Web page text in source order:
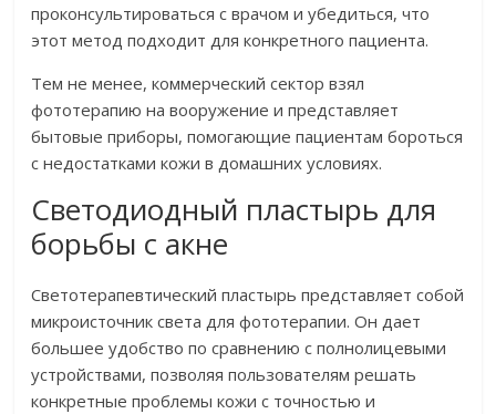
проконсультироваться с врачом и убедиться, что
этот метод подходит для конкретного пациента.
Тем не менее, коммерческий сектор взял
фототерапию на вооружение и представляет
бытовые приборы, помогающие пациентам бороться
с недостатками кожи в домашних условиях.
Светодиодный пластырь для
борьбы с акне
Светотерапевтический пластырь представляет собой
микроисточник света для фототерапии. Он дает
большее удобство по сравнению с полнолицевыми
устройствами, позволяя пользователям решать
конкретные проблемы кожи с точностью и